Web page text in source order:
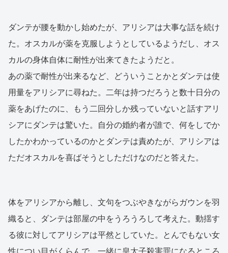
ダンテが腰を動かし始めたが、アリシアは大事な話を続け
た。オスカルが薬を克服しようとしているようだし、オス
カルの身体自体に耐性が出来てきたようだと。
あの薬で耐性が出来るなど、どういうことかとダンテは使
用量をアリシアに尋ねた。二年は持つだろうと数十日分の
薬をあげたのに、もう二回分しか残っていないと話すアリ
シアにダンテは驚いた。自分の婚約者が誰で、何をしでか
したかわかっているのかとダンテは責めたが、アリシアは
ただオスカルを喜ばそうとしただけなのだと答えた。
体をアリシアから離し、文句をつぶやきながらガウンを羽
織ると、ダンテは部屋の中をうろうろして考えた。動揺す
る彼に対してアリシアは平然としていた。とんでもない女
性につい目がくらんで、一緒に皇太子殺害罪になるところ